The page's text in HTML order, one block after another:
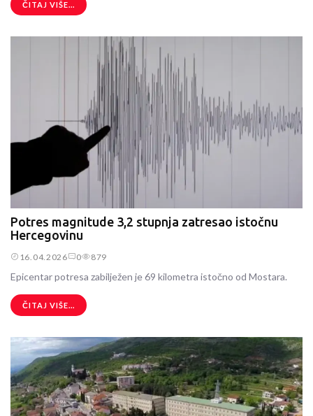
ČITAJ VIŠE...
Potres magnitude 3,2 stupnja zatresao istočnu
Hercegovinu
16.04.2026 0 879
Epicentar potresa zabilježen je 69 kilometra istočno od Mostara.
ČITAJ VIŠE...